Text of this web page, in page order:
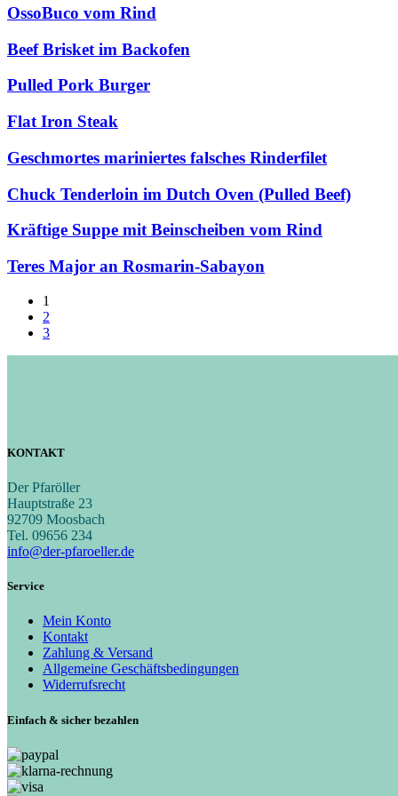
OssoBuco vom Rind
Beef Brisket im Backofen
Pulled Pork Burger
Flat Iron Steak
Geschmortes mariniertes falsches Rinderfilet
Chuck Tenderloin im Dutch Oven (Pulled Beef)
Kräftige Suppe mit Beinscheiben vom Rind
Teres Major an Rosmarin-Sabayon
1
2
3
KONTAKT
Der Pfaröller
Hauptstraße 23
92709 Moosbach
Tel. 09656 234
info@der-pfaroeller.de
Service
Mein Konto
Kontakt
Zahlung & Versand
Allgemeine Geschäftsbedingungen
Widerrufsrecht
Einfach & sicher bezahlen